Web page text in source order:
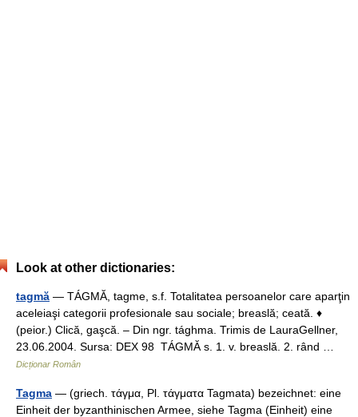
Look at other dictionaries:
tagmă — TÁGMĂ, tagme, s.f. Totalitatea persoanelor care aparţin
aceleiaşi categorii profesionale sau sociale; breaslă; ceată. ♦
(peior.) Clică, gaşcă. – Din ngr. tághma. Trimis de LauraGellner,
23.06.2004. Sursa: DEX 98 TÁGMĂ s. 1. v. breaslă. 2. rând …
Dicționar Român
Tagma — (griech. τάγμα, Pl. τάγματα Tagmata) bezeichnet: eine
Einheit der byzanthinischen Armee, siehe Tagma (Einheit) eine